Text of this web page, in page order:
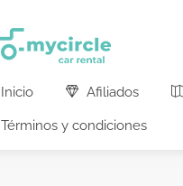
Inicio Afiliados
Términos y condiciones